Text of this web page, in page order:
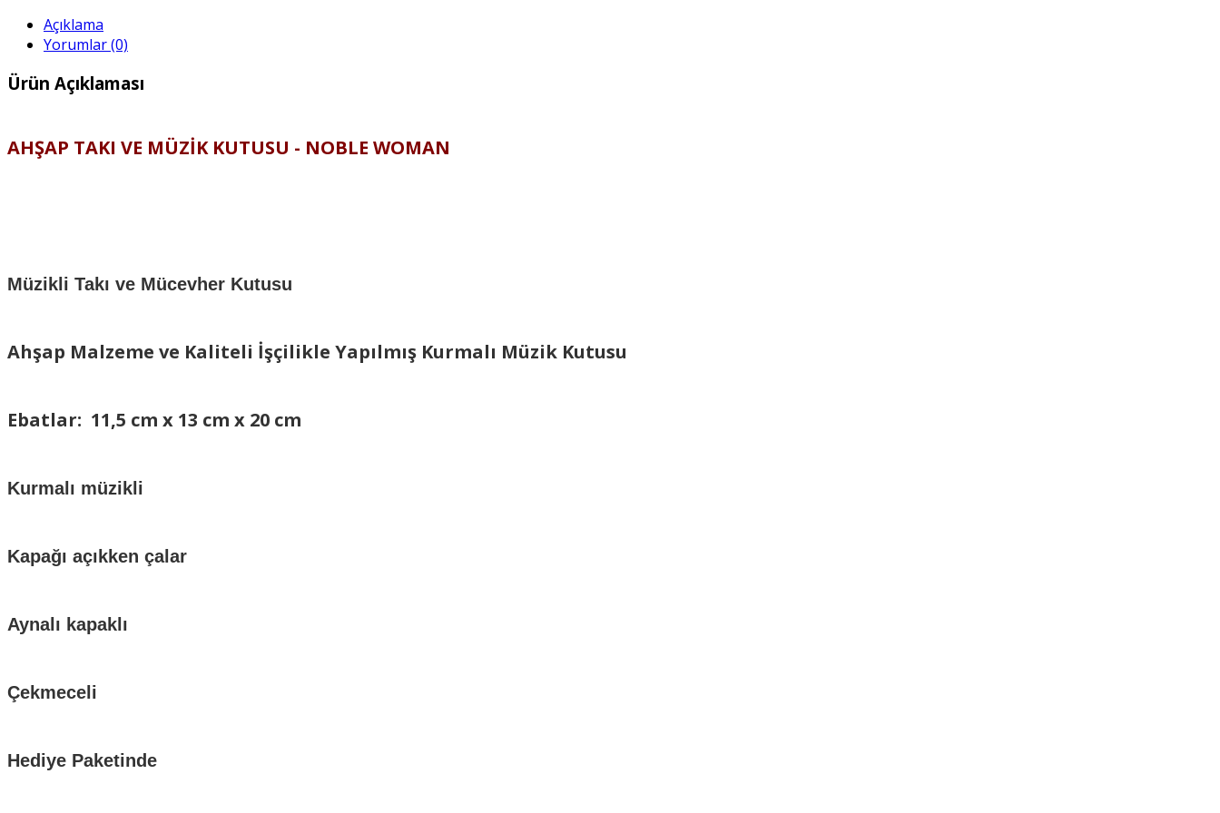
Açıklama
Yorumlar (0)
Ürün Açıklaması
AHŞAP TAKI VE MÜZİK KUTUSU - NOBLE WOMAN
Müzikli Takı ve Mücevher Kutusu
Ahşap Malzeme ve Kaliteli İşçilikle Yapılmış Kurmalı Müzik Kutusu
Ebatlar: 11,5 cm x 13 cm x 20 cm
Kurmalı müzikli
Kapağı açıkken çalar
Aynalı kapaklı
Çekmeceli
Hediye Paketinde